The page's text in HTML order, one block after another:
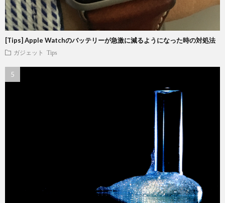
[Tips] Apple Watchのバッテリーが急激に減るようになった時の対処法
ガジェット Tips